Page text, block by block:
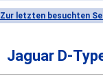
Zur letzten besuchten
Jaguar D-